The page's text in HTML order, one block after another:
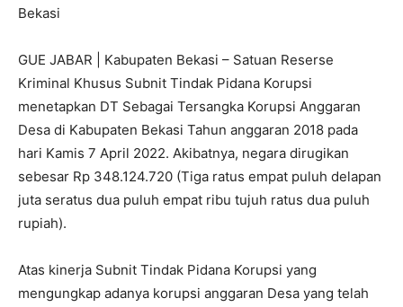
Bekasi
GUE JABAR | Kabupaten Bekasi – Satuan Reserse
Kriminal Khusus Subnit Tindak Pidana Korupsi
menetapkan DT Sebagai Tersangka Korupsi Anggaran
Desa di Kabupaten Bekasi Tahun anggaran 2018 pada
hari Kamis 7 April 2022. Akibatnya, negara dirugikan
sebesar Rp 348.124.720 (Tiga ratus empat puluh delapan
juta seratus dua puluh empat ribu tujuh ratus dua puluh
rupiah).
Atas kinerja Subnit Tindak Pidana Korupsi yang
mengungkap adanya korupsi anggaran Desa yang telah